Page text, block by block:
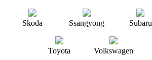
Skoda Ssangyong Subaru
Toyota Volkswagen